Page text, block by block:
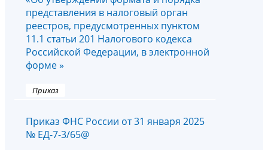
представления в налоговый орган
реестров, предусмотренных пунктом
11.1 статьи 201 Налогового кодекса
Российской Федерации, в электронной
форме »
Приказ
Приказ ФНС России от 31 января 2025
№ ЕД-7-3/65@